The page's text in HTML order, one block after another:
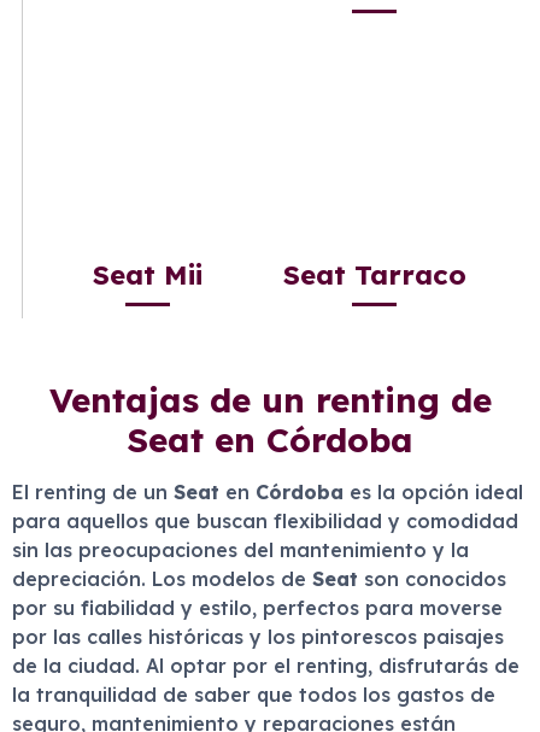
Seat Mii Seat Tarraco
Ventajas de un renting de
Seat en Córdoba
El renting de un Seat en Córdoba es la opción ideal
para aquellos que buscan flexibilidad y comodidad
sin las preocupaciones del mantenimiento y la
depreciación. Los modelos de Seat son conocidos
por su fiabilidad y estilo, perfectos para moverse
por las calles históricas y los pintorescos paisajes
de la ciudad. Al optar por el renting, disfrutarás de
la tranquilidad de saber que todos los gastos de
seguro, mantenimiento y reparaciones están